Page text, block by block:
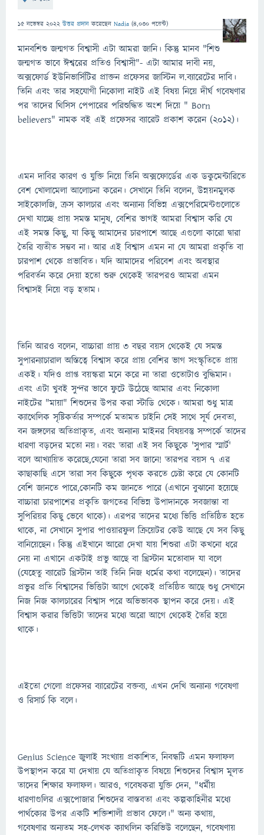
15 নভেম্বর 2022 উত্তর প্রদান করেছেন Nadia (4,030 পয়েন্ট)
মানবশিশু জন্মগত বিশ্বাসী এটা আমরা জানি। কিন্তু মানব "শিশু
জন্মগত ভাবে ঈশ্বরের প্রতিও বিশ্বাসী"- এটা আমার দাবী নয়,
অক্সফোর্ড ইউনিভার্সিটির প্রাক্তন প্রফেসর জাস্টিন ল.ব্যারেটের দাবি।
তিনি এবং তার সহযোগী নিকোলা নাইট এই বিষয় নিয়ে দীর্ঘ গবেষণার
পর তাদের থিসিস পেপারের পরিশুদ্ধিত অংশ দিয়ে " Born
believers" নামক বই এই প্রফেসর ব্যারেট প্রকাশ করেন (২০১২)।
এমন দাবির কারণ ও যুক্তি নিয়ে তিনি অক্সফোর্ডের এক ডকুমেন্টারিতে
বেশ খোলামেলা আলোচনা করেন। সেখানে তিনি বলেন, উন্নয়নমুলক
সাইকোলজি, ক্রস কালচার এবং অন্যান্য বিভিন্ন এক্সপেরিমেন্টগুলোতে
দেখা যাচ্ছে প্রায় সমস্ত মানুষ, বেশির ভাগই আমরা বিশ্বাস করি যে
এই সমস্ত কিছু, যা কিছু আমাদের চারপাশে আছে এগুলো কারো দ্বারা
তৈরি ব্যতীত সম্ভব না। আর এই বিশ্বাস এমন না যে আমরা প্রকৃতি বা
চারপাশ থেকে প্রভাবিত। যদি আমাদের পরিবেশ এবং অবস্থার
পরিবর্তন করে দেয়া হতো শুরু থেকেই তারপরও আমরা এমন
বিশ্বাসই নিয়ে বড় হতাম।
তিনি আরও বলেন, বাচ্চারা প্রায় ৩ বছর বয়স থেকেই যে সমস্ত
সুপারন্যাচারাল অস্তিত্বে বিশ্বাস করে প্রায় বেশির ভাগ সংস্কৃতিতে প্রায়
একই। যদিও প্রাপ্ত বয়স্করা মনে করে না তারা ওতোটাও বুদ্ধিমান।
এবং এটা খুবই সুন্দর ভাবে ফুটে উঠেছে আমার এবং নিকোলা
নাইটের "মায়া" শিশুদের উপর করা স্টাডি থেকে। আমরা শুধু মাত্র
ক্যাথেলিক সৃষ্টিকর্তার সম্পর্কে মতামত চাইনি সেই সাথে সূর্য দেবতা,
বন জঙ্গলের অতিপ্রাকৃত, এবং অন্যান্য মাইনর বিষয়বস্তু সম্পর্কে তাদের
ধারণা বড়দের মতো নয়। বরং তারা এই সব কিছুকে 'সুপার স্মার্ট'
বলে আখ্যায়িত করেছে,যেনো তারা সব জানে! তারপর বয়স ৭ এর
কাছাকাছি এসে তারা সব কিছুকে পৃথক করতে চেষ্টা করে যে কোনটি
বেশি জানতে পারে,কোনটি কম জানতে পারে (এখানে বুঝানো হয়েছে
বাচ্চারা চারপাশের প্রকৃতি জগতের বিভিন্ন উপাদানকে সবজান্তা বা
সুপিরিয়র কিছু ভেবে থাকে)। এরপর তাদের মধ্যে ভিত্তি প্রতিষ্ঠিত হতে
থাকে, না সেখানে সুপার পাওয়ারফুল ক্রিয়েটর কেউ আছে যে সব কিছু
বানিয়েছেন। কিন্তু এইখানে আরো দেখা যায় শিশুরা এটা কখনো ধরে
নেয় না এখানে একটাই প্রভু আছে বা খ্রিস্টান মতোবাদ যা বলে
(যেহেতু ব্যারেট খ্রিস্টান তাই তিনি নিজ ধর্মের কথা বলেছেন)। তাদের
প্রভুর প্রতি বিশ্বাসের ভিত্তিটা আগে থেকেই প্রতিষ্ঠিত আছে শুধু সেখানে
নিজ নিজ কালচারের বিশ্বাস পরে অভিভাবক স্থাপন করে দেয়। এই
বিশ্বাস করার ভিত্তিটা তাদের মধ্যে অরো আগে থেকেই তৈরি হয়ে
থাকে।
এইতো গেলো প্রফেসর ব্যারেটের বক্তব্য, এখন দেখি অন্যান্য গবেষণা
ও রিসার্চ কি বলে।
Genius Science জুলাই সংখ্যায় প্রকাশিত, নিবন্ধটি এমন ফলাফল
উপস্থাপন করে যা দেখায় যে অতিপ্রাকৃত বিষয়ে শিশুদের বিশ্বাস মূলত
তাদের শিক্ষার ফলাফল। আরও, গবেষকরা যুক্তি দেন, "ধর্মীয়
ধারণাগুলির এক্সপোজার শিশুদের বাস্তবতা এবং কল্পকাহিনীর মধ্যে
পার্থক্যের উপর একটি শক্তিশালী প্রভাব ফেলে।" অন্য কথায়,
গবেষণার অন্যতম সহ-লেখক ক্যাথলিন করিভিউ বলেছেন, গবেষণায়